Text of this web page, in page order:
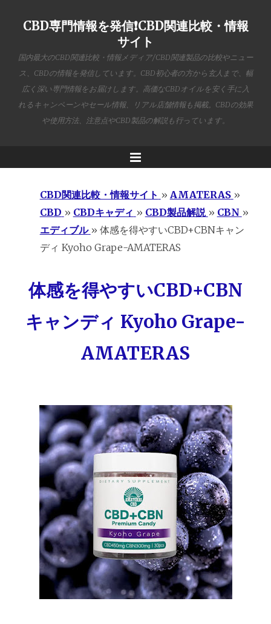
CBD専門情報を発信❗️CBD関連比較・情報
サイト
国内最大のCBD関連比較・情報メディア/CBD関連製品の比較やニュー
ス、CBDの情報を発信しています。CBD初心者の方から玄人まで、幅
広く深い専門情報をお届けします。高価なCBDオイルを安く手に入
れるキャンペーンやセール情報、リアル店舗情報も掲載。CBDの効果
や使用方法、注意点やCBD製品の解説も行っています。
Menu
CBD関連比較・情報サイト » AMATERAS »
CBD » CBDキャディ » CBD製品解説 » CBN »
エディブル » 体感を得やすいCBD+CBNキャン
ディ Kyoho Grape-AMATERAS
体感を得やすいCBD+CBN
キャンディ Kyoho Grape-
AMATERAS